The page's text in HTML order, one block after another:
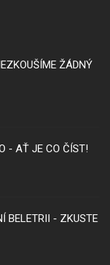
ŽÁDNÝ
- AŤ JE CO ČÍST!
BELETRII - ZKUSTE